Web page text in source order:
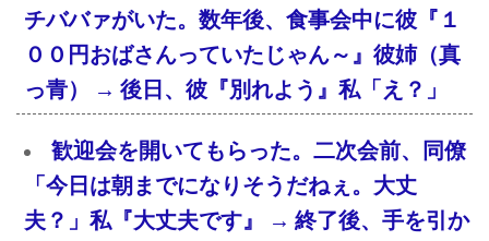
チババァがいた。数年後、食事会中に彼『１
００円おばさんっていたじゃん～』彼姉（真
っ青） → 後日、彼『別れよう』私「え？」
歓迎会を開いてもらった。二次会前、同僚
「今日は朝までになりそうだねぇ。大丈
夫？」私『大丈夫です』 → 終了後、手を引か